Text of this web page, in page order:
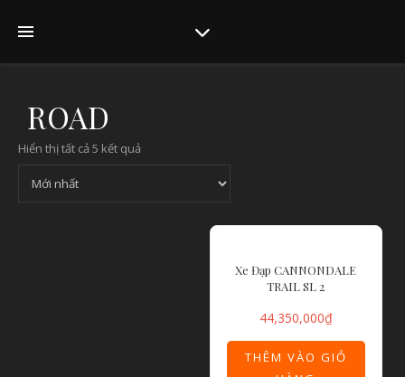
ROAD
Hiển thị tất cả 5 kết quả
Xe Đạp CANNONDALE
TRAIL SL 2
44,350,000₫
THÊM VÀO GIỎ